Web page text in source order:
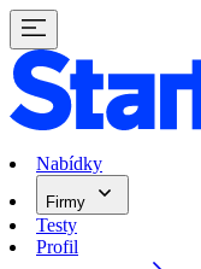
Nabídky
Firmy
Testy
Profil